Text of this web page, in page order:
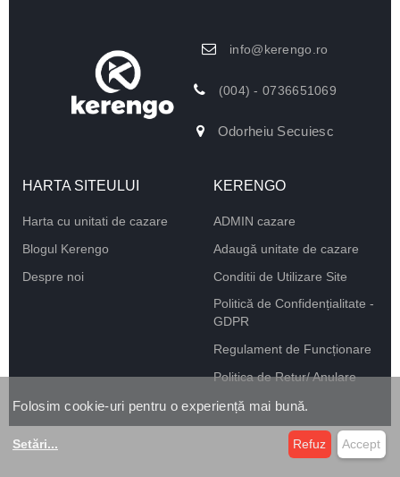
info@kerengo.ro
(004) - 0736651069
Odorheiu Secuiesc
HARTA SITEULUI
Harta cu unitati de cazare
Blogul Kerengo
Despre noi
KERENGO
ADMIN cazare
Adaugă unitate de cazare
Conditii de Utilizare Site
Politică de Confidențialitate -
GDPR
Regulament de Funcționare
Politica de Retur/ Anulare
Folosim cookie-uri pentru o experiență mai bună.
Setări... Refuz Accept